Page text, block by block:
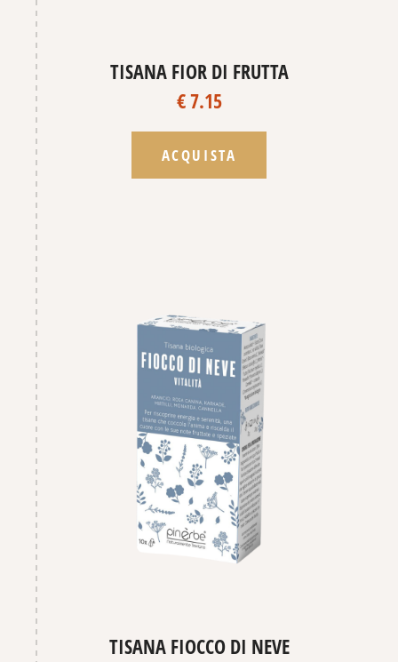
TISANA FIOR DI FRUTTA
€ 7.15
ACQUISTA
TISANA FIOCCO DI NEVE